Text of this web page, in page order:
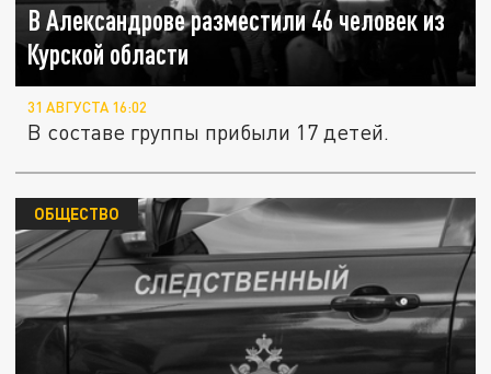
В Александрове разместили 46 человек из
Курской области
31 АВГУСТА 16:02
В составе группы прибыли 17 детей.
ОБЩЕСТВО